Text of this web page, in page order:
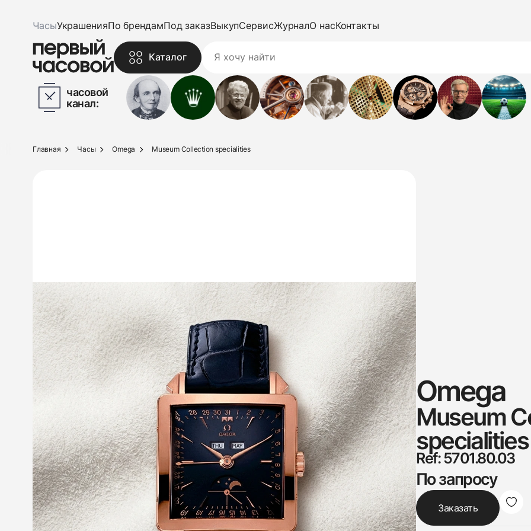
ЧасыУкрашенияПо брендамПод заказВыкупСервисЖурналО насКонтакты
Каталог
часовой
канал:
Главная Часы Omega Museum Collection specialities
Omega
Museum
specialities
Ref: 5701.80.03
По запросу
Заказать